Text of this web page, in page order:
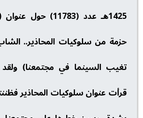
1425هـ عدد (11783)
حزمة من سلوكيات المحاذير..
تغيب السينما في مجتمعنا)
قرأت عنوان سلوكيات المحاذير